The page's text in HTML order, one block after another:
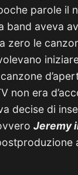
parole il
band aveva
zero le
non era
decise di
Jeremy